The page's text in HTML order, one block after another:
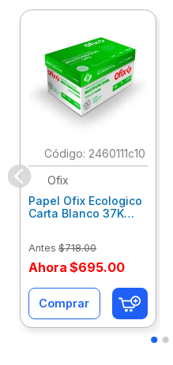
: 2460111c10
Ofix
Papel Ofix Ecologico
Carta Blanco 37K
Antes $718.00
Ahora $695.00
Comprar